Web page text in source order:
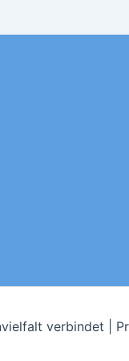
verbindet |